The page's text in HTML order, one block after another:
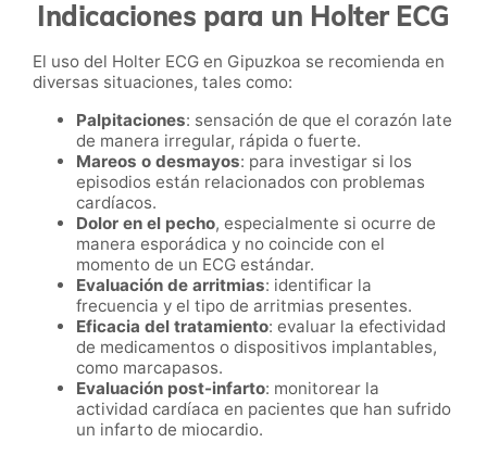
Indicaciones para un Holter ECG
El uso del Holter ECG en Gipuzkoa se recomienda en
diversas situaciones, tales como:
Palpitaciones: sensación de que el corazón late
de manera irregular, rápida o fuerte.
Mareos o desmayos: para investigar si los
episodios están relacionados con problemas
cardíacos.
Dolor en el pecho, especialmente si ocurre de
manera esporádica y no coincide con el
momento de un ECG estándar.
Evaluación de arritmias: identificar la
frecuencia y el tipo de arritmias presentes.
Eficacia del tratamiento: evaluar la efectividad
de medicamentos o dispositivos implantables,
como marcapasos.
Evaluación post-infarto: monitorear la
actividad cardíaca en pacientes que han sufrido
un infarto de miocardio.